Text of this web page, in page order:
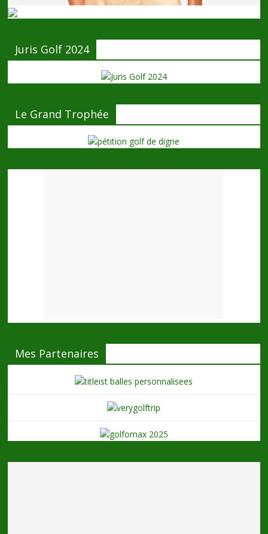
Juris Golf 2024
Le Grand Trophée
Mes Partenaires